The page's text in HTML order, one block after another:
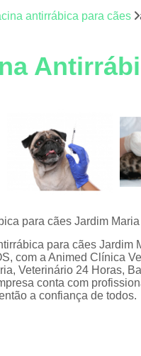
antirrábica para cães
para cães Jardim
para cães Jardim
com a Animed Clínica
Veterinário 24 Horas,
conta com
a confiança de todos.